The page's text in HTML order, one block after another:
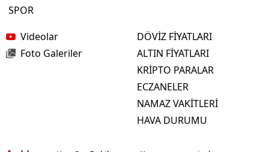
SPOR
Videolar
Foto Galeriler
DÖVİZ FİYATLARI
ALTIN FİYATLARI
KRİPTO PARALAR
ECZANELER
NAMAZ VAKİTLERİ
HAVA DURUMU